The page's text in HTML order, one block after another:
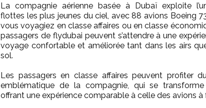
La compagnie aérienne basée à Dubaï exploite
flottes les plus jeunes du ciel, avec 88 avions Boeing
vous voyagiez en classe affaires ou en classe
passagers de flydubai peuvent s’attendre à une
voyage confortable et améliorée tant dans les airs
sol.
Les passagers en classe affaires peuvent profiter
emblématique de la compagnie, qui se
offrant une expérience comparable à celle des avions à